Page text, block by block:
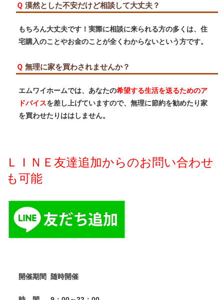
Ｑ 漠然とした不安だけど相談して大丈夫？
もちろん大丈夫です！実際に相談に来られる方の多くは、住
宅購入のことやお金のことが全くわからないという方です。
Ｑ 無理に家を買わされませんか？
エムワイホームでは、あなたの希望する生活を送るためのア
ドバイスを差し上げていますので、無理に節約を勧めたり家
を買わせたりははしません。
ＬＩＮＥ友達追加からのお問い合わせ
も可能
開催期間 随時開催